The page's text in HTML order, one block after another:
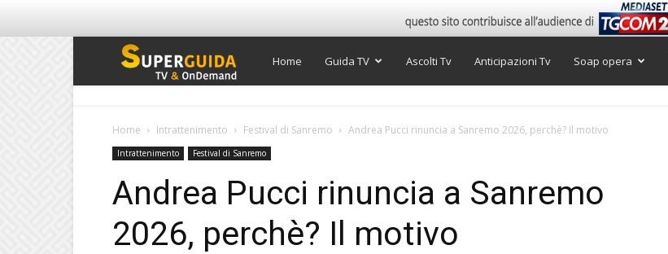
Super
TV
Home Guida TV Ascolti Tv Anticipazioni Tv Soap opera
Home Intrattenimento Festival di Sanremo Andrea Pucci rinuncia a Sanremo 2026, perchè? Il motivo
Intrattenimento Festival di Sanremo
Andrea Pucci rinuncia a Sanremo
2026, perchè? Il motivo